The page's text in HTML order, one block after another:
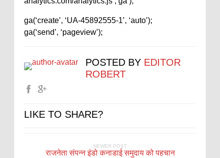
ga(‘create’, ‘UA-45892555-1’, ‘auto’);
ga(‘send’, ‘pageview’);
POSTED BY EDITOR
ROBERT
LIKE TO SHARE?
NEWER POST
राजनेता संपन्न इंडो कनाडाई समुदाय को पहचान